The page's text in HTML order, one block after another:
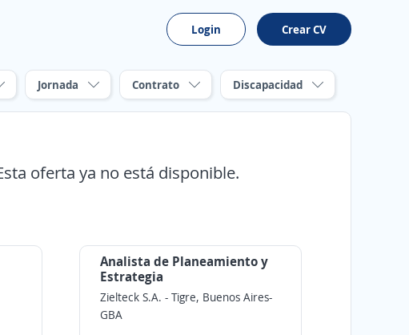
Login Crear CV
Jornada Contrato Discapacidad
oferta ya no está disponible.
Analista de Planeamiento y
Estrategia
Zielteck S.A. - Tigre, Buenos Aires-
GBA